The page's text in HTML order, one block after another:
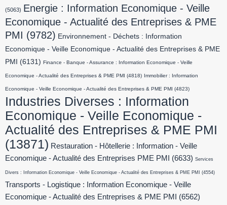
(5063) Energie : Information Economique - Veille
Economique - Actualité des Entreprises & PME
PMI (9782) Environnement - Déchets : Information
Economique - Veille Economique - Actualité des Entreprises & PME
PMI
(6131) Finance - Banque - Assurance : Information Economique - Veille
Economique - Actualité des Entreprises & PME PMI (4818) Immobilier : Information
Economique - Veille Economique - Actualité des Entreprises & PME PMI (4823)
Industries Diverses : Information
Economique - Veille Economique -
Actualité des Entreprises & PME PMI
(13871) Restauration - Hôtellerie : Information - Veille
Economique - Actualité des Entreprises PME PMI
(6633) Services
Divers : Information Economique - Veille Economique - Actualité des Entreprises & PME PMI (4554)
Transports - Logistique : Information Economique - Veille
Economique - Actualité des Entreprises & PME PMI
(6562)